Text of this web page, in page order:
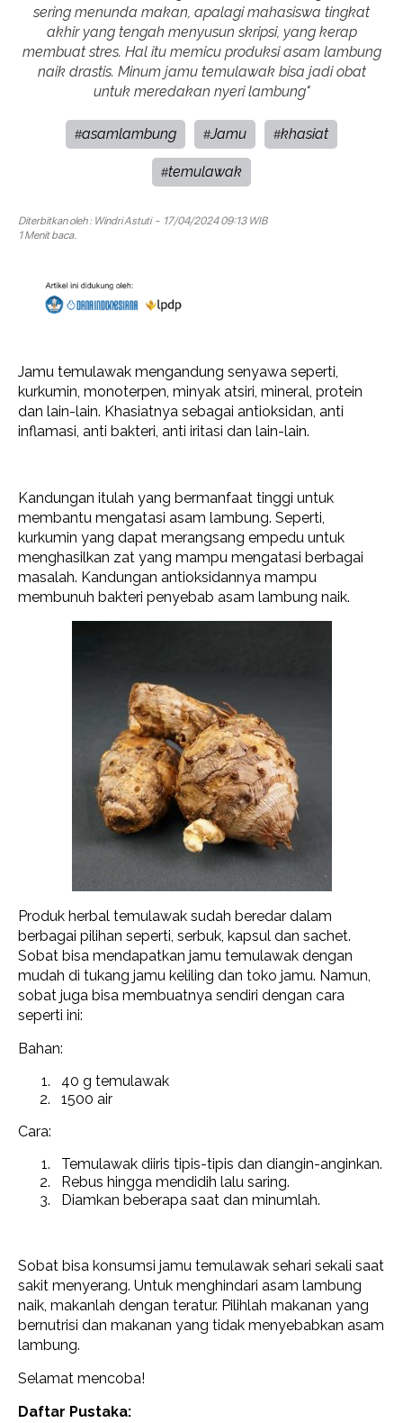
sering menunda makan, apalagi mahasiswa tingkat
akhir yang tengah menyusun skripsi, yang kerap
membuat stres. Hal itu memicu produksi asam lambung
naik drastis. Minum jamu temulawak bisa jadi obat
untuk meredakan nyeri lambung"
#asamlambung #Jamu #khasiat
#temulawak
Diterbitkan oleh : Windri Astuti- 17/04/2024 09:13 WIB
1 Menit baca.
Jamu temulawak mengandung senyawa seperti,
kurkumin, monoterpen, minyak atsiri, mineral, protein
dan lain-lain. Khasiatnya sebagai antioksidan, anti
inflamasi, anti bakteri, anti iritasi dan lain-lain.
Kandungan itulah yang bermanfaat tinggi untuk
membantu mengatasi asam lambung. Seperti,
kurkumin yang dapat merangsang empedu untuk
menghasilkan zat yang mampu mengatasi berbagai
masalah. Kandungan antioksidannya mampu
membunuh bakteri penyebab asam lambung naik.
Produk herbal temulawak sudah beredar dalam
berbagai pilihan seperti, serbuk, kapsul dan sachet.
Sobat bisa mendapatkan jamu temulawak dengan
mudah di tukang jamu keliling dan toko jamu. Namun,
sobat juga bisa membuatnya sendiri dengan cara
seperti ini:
Bahan:
40 g temulawak
1500 air
Cara:
Temulawak diiris tipis-tipis dan diangin-anginkan.
Rebus hingga mendidih lalu saring.
Diamkan beberapa saat dan minumlah.
Sobat bisa konsumsi jamu temulawak sehari sekali saat
sakit menyerang. Untuk menghindari asam lambung
naik, makanlah dengan teratur. Pilihlah makanan yang
bernutrisi dan makanan yang tidak menyebabkan asam
lambung.
Selamat mencoba!
Daftar Pustaka: